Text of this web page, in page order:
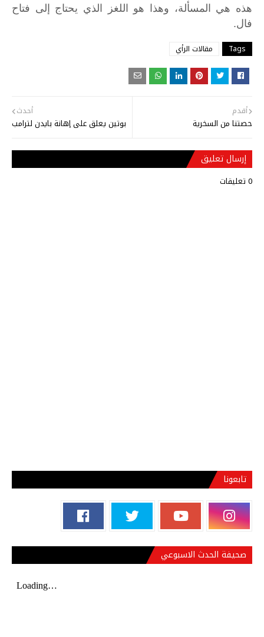
هذه هي المسألة، وهذا هو اللغز الذي يحتاج إلى فتاح
فال.
Tags مقالات الرأي
أحدث
بوتين يعلق على إهانة بايدن لترامب
أقدم
حصتنا من السخرية
إرسال تعليق
0 تعليقات
تابعونا
صحيفة الحدث الاسبوعي